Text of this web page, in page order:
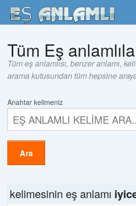
Tüm Eş
Tüm eş anlamlısı, benzer anlamı,
arama kutusundan tüm hepsine
Anahtar kelimeniz
Ara
kelimesinin eş anlamı